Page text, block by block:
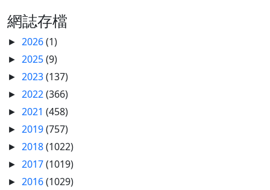
網誌存檔
► 2026(1)
► 2025(9)
► 2023(137)
► 2022(366)
► 2021 (458)
► 2019(757)
► 2018(1022)
► 2017(1019)
► 2016(1029)